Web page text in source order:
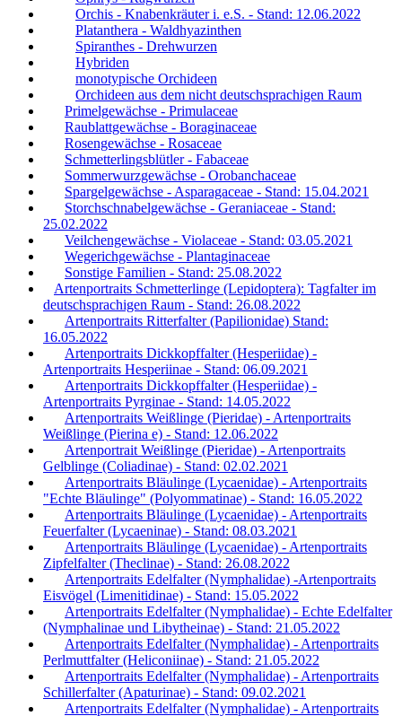
Orchis - Knabenkräuter i. e.S. - Stand: 12.06.2022
Platanthera - Waldhyazinthen
Spiranthes - Drehwurzen
Hybriden
monotypische Orchideen
Orchideen aus dem nicht deutschsprachigen Raum
Primelgewächse - Primulaceae
Raublattgewächse - Boraginaceae
Rosengewächse - Rosaceae
Schmetterlingsblütler - Fabaceae
Sommerwurzgewächse - Orobanchaceae
Spargelgewächse - Asparagaceae - Stand: 15.04.2021
Storchschnabelgewächse - Geraniaceae - Stand:
25.02.2022
Veilchengewächse - Violaceae - Stand: 03.05.2021
Wegerichgewächse - Plantaginaceae
Sonstige Familien - Stand: 25.08.2022
Artenportraits Schmetterlinge (Lepidoptera): Tagfalter im
deutschsprachigen Raum - Stand: 26.08.2022
Artenportraits Ritterfalter (Papilionidae) Stand:
16.05.2022
Artenportraits Dickkopffalter (Hesperiidae) -
Artenportraits Hesperiinae - Stand: 06.09.2021
Artenportraits Dickkopffalter (Hesperiidae) -
Artenportraits Pyrginae - Stand: 14.05.2022
Artenportraits Weißlinge (Pieridae) - Artenportraits
Weißlinge (Pierina e) - Stand: 12.06.2022
Artenportrait Weißlinge (Pieridae) - Artenportraits
Gelblinge (Coliadinae) - Stand: 02.02.2021
Artenportraits Bläulinge (Lycaenidae) - Artenportraits
"Echte Bläulinge" (Polyommatinae) - Stand: 16.05.2022
Artenportraits Bläulinge (Lycaenidae) - Artenportraits
Feuerfalter (Lycaeninae) - Stand: 08.03.2021
Artenportraits Bläulinge (Lycaenidae) - Artenportraits
Zipfelfalter (Theclinae) - Stand: 26.08.2022
Artenportraits Edelfalter (Nymphalidae) -Artenportraits
Eisvögel (Limenitidinae) - Stand: 15.05.2022
Artenportraits Edelfalter (Nymphalidae) - Echte Edelfalter
(Nymphalinae und Libytheinae) - Stand: 21.05.2022
Artenportraits Edelfalter (Nymphalidae) - Artenportraits
Perlmuttfalter (Heliconiinae) - Stand: 21.05.2022
Artenportraits Edelfalter (Nymphalidae) - Artenportraits
Schillerfalter (Apaturinae) - Stand: 09.02.2021
Artenportraits Edelfalter (Nymphalidae) - Artenportraits